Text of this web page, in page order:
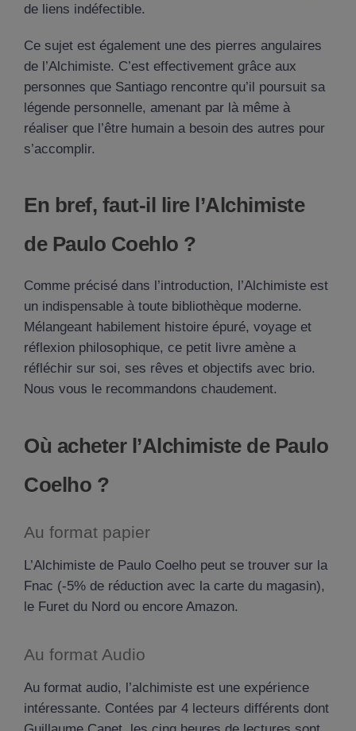
de liens indéfectible.
Ce sujet est également une des pierres angulaires
de l’Alchimiste. C’est effectivement grâce aux
personnes que Santiago rencontre qu’il poursuit sa
légende personnelle, amenant par là même à
réaliser que l’être humain a besoin des autres pour
s’accomplir.
En bref, faut-il lire l’Alchimiste
de Paulo Coehlo ?
Comme précisé dans l’introduction, l’Alchimiste est
un indispensable à toute bibliothèque moderne.
Mélangeant habilement histoire épuré, voyage et
réflexion philosophique, ce petit livre amène a
réfléchir sur soi, ses rêves et objectifs avec brio.
Nous vous le recommandons chaudement.
Où acheter l’Alchimiste de Paulo
Coelho ?
Au format papier
L’Alchimiste de Paulo Coelho peut se trouver sur la
Fnac (-5% de réduction avec la carte du magasin),
le Furet du Nord ou encore Amazon.
Au format Audio
Au format audio, l’alchimiste est une expérience
intéressante. Contées par 4 lecteurs différents dont